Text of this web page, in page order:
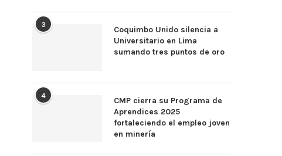
3
Coquimbo Unido silencia a
Universitario en Lima
sumando tres puntos de oro
4
CMP cierra su Programa de
Aprendices 2025
fortaleciendo el empleo joven
en minería